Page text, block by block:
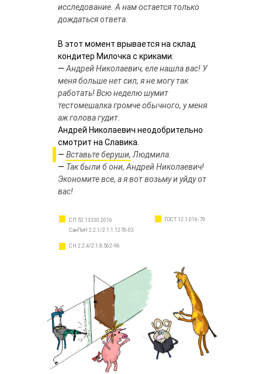
исследование. А нам остается только
дождаться ответа.
В этот момент врывается на склад
кондитер Милочка с криками:
— Андрей Николаевич, еле нашла вас! У
меня больше нет сил, я не могу так
работать! Всю неделю шумит
тестомешалка громче обычного, у меня
аж голова гудит.
Андрей Николаевич неодобрительно
смотрит на Славика.
— Вставьте беруши, Людмила.
— Так были б они, Андрей Николаевич!
Экономите все, а я вот возьму и уйду от
вас!
СН 2.2.4/2.1.8.562-96
СП 52.13330.2016
СанПиН 2.2.1/2.1.1.1278-03
ГОСТ 12.1.016-79